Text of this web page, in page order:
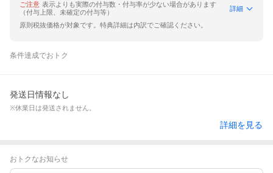
ご注意 表示よりも実際の付与数・付与率が少ない場合があります
（付与上限、未確定の付与等）
詳細
原則税抜価格が対象です。特典詳細は内訳でご確認ください。
条件達成でおトク
発送日情報なし
※休業日は発送されません。
詳細を見る
おトクなお知らせ